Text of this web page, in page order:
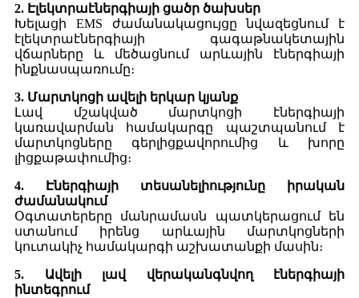
2. Էլեկտրաէներգիայի ցածր ծախսեր
Խելացի EMS ժամանակացույցը նվազեցնում է
էլեկտրաէներգիայի գագաթնակետային
վճարները և մեծացնում արևային էներգիայի
ինքնասպառումը։
3. Մարտկոցի ավելի երկար կյանք
Լավ մշակված մարտկոցի էներգիայի
կառավարման համակարգը պաշտպանում է
մարտկոցները գերլիցքավորումից և խորը
լիցքաթափումից։
4. Էներգիայի տեսանելիությունը իրական
ժամանակում
Օգտատերերը մանրամասն պատկերացում են
ստանում իրենց արևային մարտկոցների
կուտակիչ համակարգի աշխատանքի մասին։
5. Ավելի լավ վերականգնվող էներգիայի
ինտեգրում